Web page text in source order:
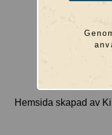
Hemsida skapad av